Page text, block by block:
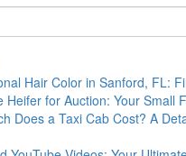
Hair Color in Sanford, FL:
Heifer for Auction: Your Small
Does a Taxi Cab Cost? A